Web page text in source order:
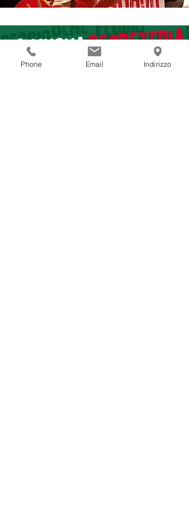
Phone Email Indirizzo